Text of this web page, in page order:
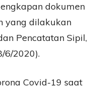
dokumen
yang dilakukan
Pencatatan Sipil,
6/2020).
Covid-19 saat